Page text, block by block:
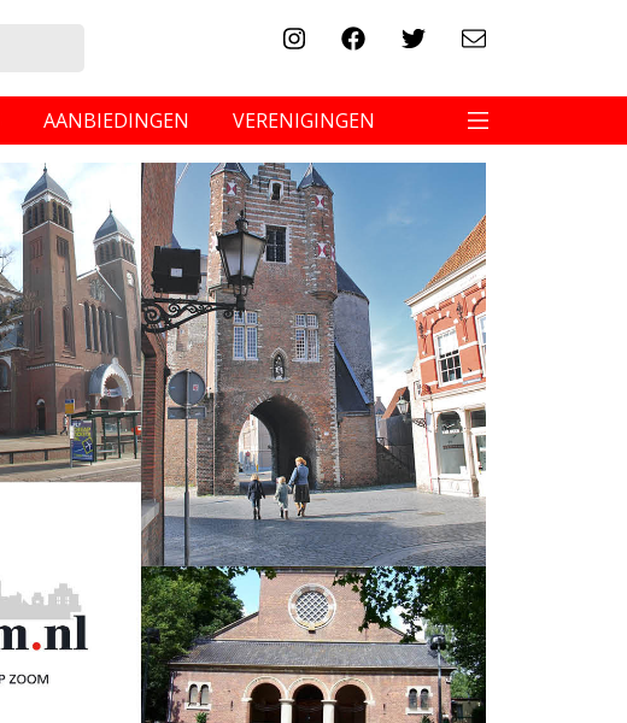
AANBIEDINGEN VERENIGINGEN